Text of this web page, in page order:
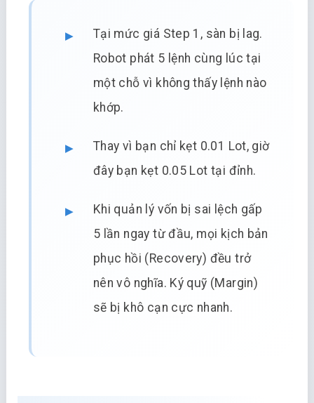
Tại mức giá Step 1, sàn bị lag.
Robot phát 5 lệnh cùng lúc tại
một chỗ vì không thấy lệnh nào
khớp.
Thay vì bạn chỉ kẹt 0.01 Lot, giờ
đây bạn kẹt 0.05 Lot tại đỉnh.
Khi quản lý vốn bị sai lệch gấp
5 lần ngay từ đầu, mọi kịch bản
phục hồi (Recovery) đều trở
nên vô nghĩa. Ký quỹ (Margin)
sẽ bị khô cạn cực nhanh.